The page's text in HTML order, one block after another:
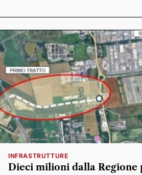
INFRASTRUTTURE
Dieci milioni dalla Regione